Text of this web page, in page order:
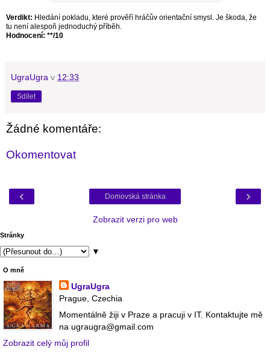
Verdikt: Hledání pokladu, které prověří hráčův orientační smysl. Je škoda, že
tu není alespoň jednoduchý příběh.
Hodnocení: **/10
UgraUgra v 12:33
Sdílet
Žádné komentáře:
Okomentovat
‹ ›
Domovská stránka
Zobrazit verzi pro web
Stránky
▼
O mně
UgraUgra
Prague, Czechia
Momentálně žiji v Praze a pracuji v IT. Kontaktujte mě
na ugraugra@gmail.com
Zobrazit celý můj profil